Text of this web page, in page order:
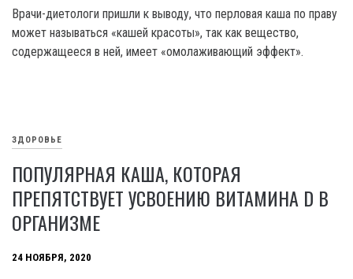
Врачи-диетологи пришли к выводу, что перловая каша по праву
может называться «кашей красоты», так как вещество,
содержащееся в ней, имеет «омолаживающий эффект».
ЗДОРОВЬЕ
ПОПУЛЯРНАЯ КАША, КОТОРАЯ
ПРЕПЯТСТВУЕТ УСВОЕНИЮ ВИТАМИНА D В
ОРГАНИЗМЕ
24 НОЯБРЯ, 2020